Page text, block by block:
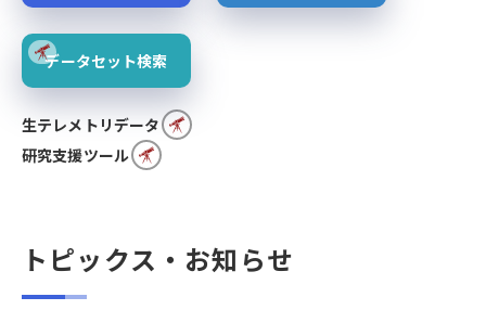
データセット検索
生テレメトリデータ
研究支援ツール
トピックス・お知らせ